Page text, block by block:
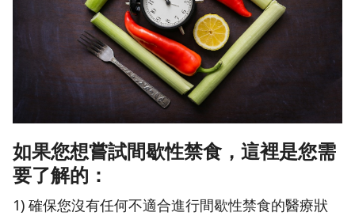
如果您想嘗試間歇性禁食，這裡是您需
要了解的：
1) 確保您沒有任何不適合進行間歇性禁食的醫療狀